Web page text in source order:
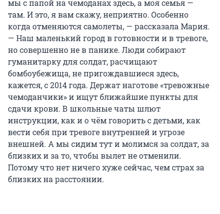
мы с папой на чемоданах здесь, а моя семья —
там. И это, я вам скажу, неприятно. Особенно
когда отменяются самолеты, — рассказала Мария.
— Наш маленький город в готовности и в тревоге,
но совершенно не в панике. Люди собирают
гуманитарку для солдат, расчищают
бомбоубежища, не пригождавшиеся здесь,
кажется, с 2014 года. Держат наготове «тревожные
чемоданчики» и ищут ближайшие пункты для
сдачи крови. В школьные чаты шлют
инструкции, как и о чём говорить с детьми, как
вести себя при тревоге внутренней и угрозе
внешней. А мы сидим тут и молимся за солдат, за
близких и за то, чтобы вылет не отменили.
Потому что нет ничего хуже сейчас, чем страх за
близких на расстоянии.